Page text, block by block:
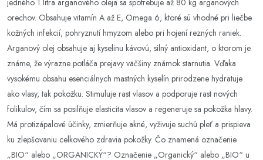
jedného 1 litra arganového oleja sa spotrebuje až 80 kg arganových
orechov. Obsahuje vitamín A až E, Omega 6, ktoré sú vhodné pri liečbe
kožných infekcií, pohryznutí hmyzom alebo pri hojení rezných raniek.
Arganový olej obsahuje aj kyselinu kávovú, silný antioxidant, o ktorom je
známe, že výrazne potláča prejavy väčšiny známok starnutia. Vďaka
vysokému obsahu esenciálnych mastných kyselín prirodzene hydratuje
ako vlasy, tak pokožku. Stimuluje rast vlasov a podporuje rast nových
folikulov, čím sa posilňuje elasticita vlasov a regeneruje sa pokožka hlavy.
Má protizápalové účinky, zmierňuje akné, vyživuje suchú pleť a prispieva
ku zlepšovaniu celkového zdravia pokožky. Čo znamená označenie
„BIO“ alebo „ORGANICKÝ“? Označenie „Organický“ alebo „BIO“ u